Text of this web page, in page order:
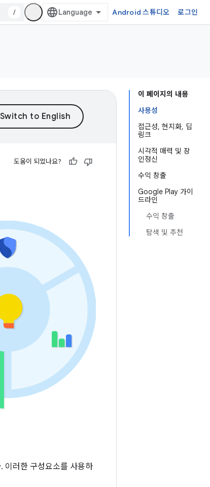
/ Android 스튜디오 로그인
이 페이지의 내용
사용성
접근성, 현지화, 딥
링크
시각적 매력 및 장
인정신
수익 창출
Google Play 가이
드라인
수익 창출
탐색 및 추천
도움이 되었나요?
이러한 구성요소를 사용하